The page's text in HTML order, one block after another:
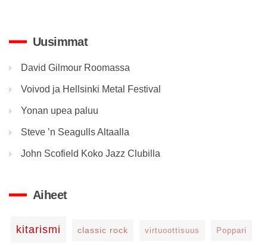
Uusimmat
David Gilmour Roomassa
Voivod ja Hellsinki Metal Festival
Yonan upea paluu
Steve ’n Seagulls Altaalla
John Scofield Koko Jazz Clubilla
Aiheet
kitarismi classic rock virtuoottisuus Poppari